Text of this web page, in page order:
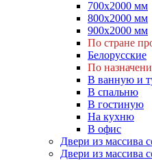
700х2000 мм
800х2000 мм
900х2000 мм
По стране
Белорусские
По
В ванную и
В спальню
В гостиную
На кухню
В офис
Двери из массива
Двери из массива